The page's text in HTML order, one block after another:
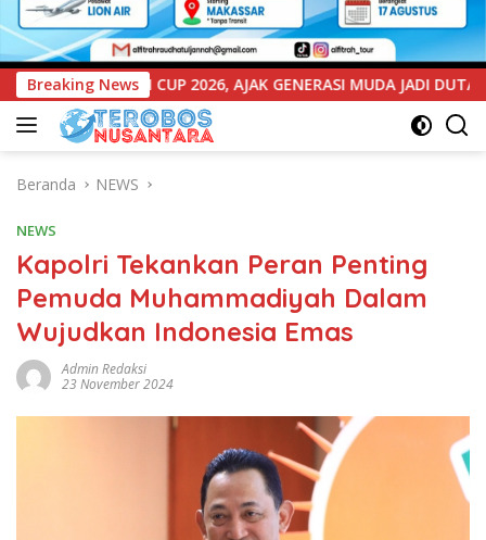
Breaking News
MUDA JADI DUTA KAMTIBMAS DAN AKTIF LAPORKAN
Beranda NEWS
NEWS
Kapolri Tekankan Peran Penting
Pemuda Muhammadiyah Dalam
Wujudkan Indonesia Emas
Admin Redaksi
23 November 2024